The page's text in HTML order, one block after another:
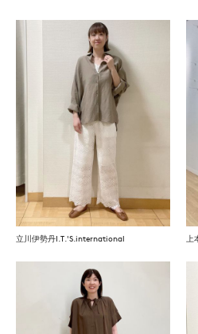
立川伊勢丹I.T.'S.international